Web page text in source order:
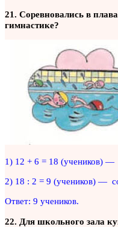
21. Соревновались в
гимнастике?
1) 12 + 6 = 18 (учеников) —
2) 18 : 2 = 9 (учеников) —
Ответ: 9 учеников.
22. Для школьного зала